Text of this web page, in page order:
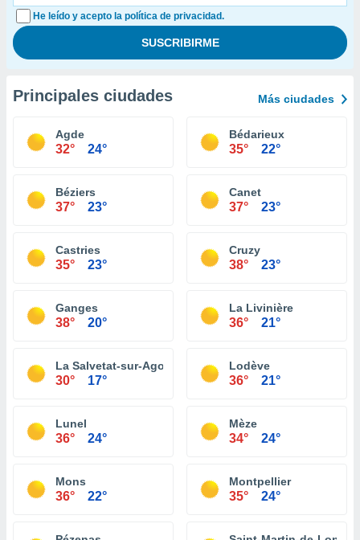
He leído y acepto la política de privacidad.
Principales ciudades Más ciudades
Agde
32° 24°
Bédarieux
35° 22°
Béziers
37° 23°
Canet
37° 23°
Castries
35° 23°
Cruzy
38° 23°
Ganges
38° 20°
La Livinière
36° 21°
La Salvetat-sur-Agout
30° 17°
Lodève
36° 21°
Lunel
36° 24°
Mèze
34° 24°
Mons
36° 22°
Montpellier
35° 24°